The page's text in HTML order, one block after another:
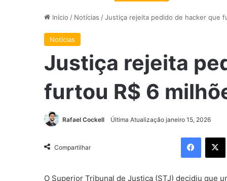
Início / Notícias /Justiça rejeita pedido de hacker que
Notícias
Justiça rejeita
furtou R$ 6
Rafael Cockell Última Atualização janeiro 15, 2026
Compartilhar
O Superior Tribunal de Justiça (STJ) decidiu que